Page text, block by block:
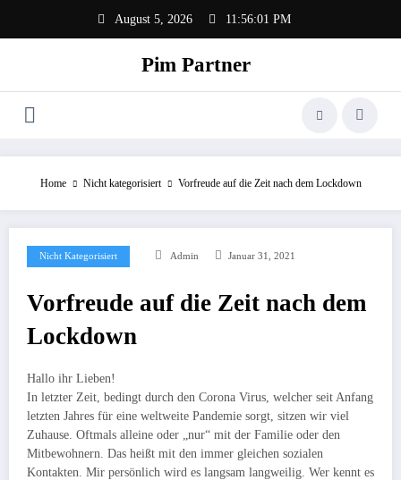
springen
August 5, 2026 11:56:01 PM
Pim Partner
Home Nicht kategorisiert Vorfreude auf die Zeit nach dem Lockdown
Nicht Kategorisiert Admin Januar 31, 2021
Vorfreude auf die Zeit nach dem
Lockdown
Hallo ihr Lieben!
In letzter Zeit, bedingt durch den Corona Virus, welcher seit Anfang
letzten Jahres für eine weltweite Pandemie sorgt, sitzen wir viel
Zuhause. Oftmals alleine oder „nur“ mit der Familie oder den
Mitbewohnern. Das heißt mit den immer gleichen sozialen
Kontakten. Mir persönlich wird es langsam langweilig. Wer kennt es